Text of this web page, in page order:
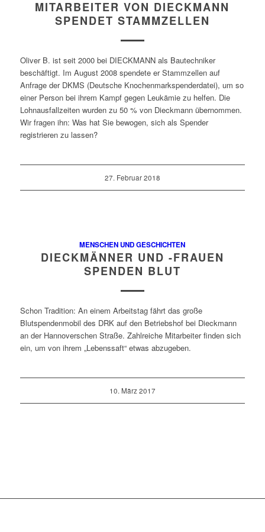
MITARBEITER VON DIECKMANN
SPENDET STAMMZELLEN
Oliver B. ist seit 2000 bei DIECKMANN als Bautechniker
beschäftigt. Im August 2008 spendete er Stammzellen auf
Anfrage der DKMS (Deutsche Knochenmarkspenderdatei), um so
einer Person bei ihrem Kampf gegen Leukämie zu helfen. Die
Lohnausfallzeiten wurden zu 50 % von Dieckmann übernommen.
Wir fragen ihn: Was hat Sie bewogen, sich als Spender
registrieren zu lassen?
27. Februar 2018
MENSCHEN UND GESCHICHTEN
DIECKMÄNNER UND -FRAUEN
SPENDEN BLUT
Schon Tradition: An einem Arbeitstag fährt das große
Blutspendenmobil des DRK auf den Betriebshof bei Dieckmann
an der Hannoverschen Straße. Zahlreiche Mitarbeiter finden sich
ein, um von ihrem „Lebenssaft“ etwas abzugeben.
10. März 2017